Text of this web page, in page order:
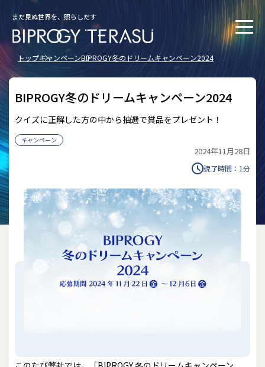
まだ見ぬ世界を、照らしだす
トップキャンペーンBIPROGY冬のドリームキャンペーン2024
BIPROGY冬のドリームキャンペーン2024
クイズに正解した方の中から抽選で賞品をプレゼント！
キャンペーン
2024年11月28日
読了時間： 1分